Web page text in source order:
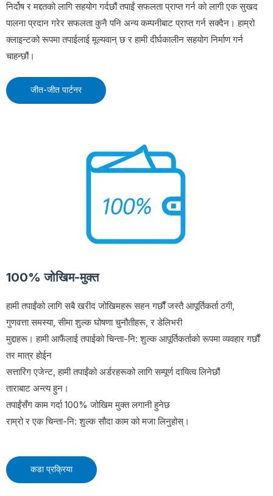
निर्दोष र मद्दतको लागि सहयोग गर्दछौं तपाईं सफलता प्राप्त गर्न को लागी एक सुखद
पालना प्रदान गरेर सफलता कुनै पनि अन्य कम्पनीबाट प्राप्त गर्न सक्दैन। हाम्रो
क्लाइन्टको रूपमा तपाईलाई मूल्यवान् छ र हामी दीर्घकालीन सहयोग निर्माण गर्न
चाहन्छौं।
जीत-जीत पार्टनर
100% जोखिम-मुक्त
हामी तपाईंको लागि सबै खरीद जोखिमहरू सहन गर्छौं जस्तै आपूर्तिकर्ता ठगी,
गुणवत्ता समस्या, सीमा शुल्क घोषणा चुनौतीहरू, र डेलिभरी
मुद्दाहरू। हामी आफैंलाई तपाईको चिन्ता-नि: शुल्क आपूर्तिकर्ताको रूपमा व्यवहार गर्छौं
तर मात्र होईन
सत्तारिंग एजेन्ट, हामी तपाईंको अर्डरहरूको लागि सम्पूर्ण दायित्व लिनेछौं
ताराबाट अन्त्य हुन।
तपाईंसँग काम गर्दा 100% जोखिम मुक्त लगानी हुनेछ
राम्रो र एक चिन्ता-नि: शुल्क सौदा काम को मजा लिनुहोस्।
कडा प्रक्रिया